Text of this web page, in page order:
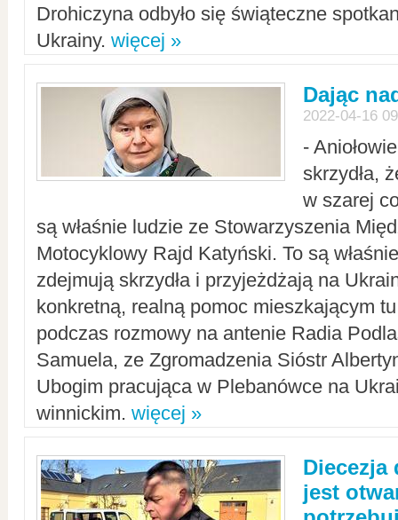
Drohiczyna odbyło się świąteczne
Ukrainy. więcej »
Dając
2022-04-16
-
skrzydła,
w szarej
są właśnie ludzie ze Stowarzyszenia
Motocyklowy Rajd Katyński. To są
zdejmują skrzydła i przyjeżdżają na
konkretną, realną pomoc mieszkającym
podczas rozmowy na antenie Radia
Samuela, ze Zgromadzenia Sióstr
Ubogim pracująca w Plebanówce na
winnickim. więcej »
Diecezja
jest